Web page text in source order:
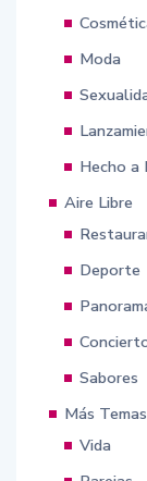
Moda
Hecho a
Aire Libre
Deporte
Sabores
Más Temas
Vida